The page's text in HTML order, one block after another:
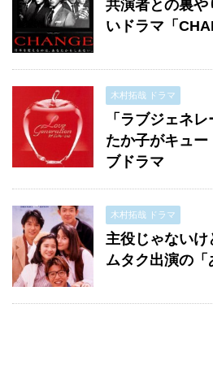
共演者との裏や
いドラマ「
木村拓哉 ドラマ
「ラブジェネ
たか子がキュー
ブドラマ
木村拓哉 ドラマ
主役じゃない
ムタク出演の「